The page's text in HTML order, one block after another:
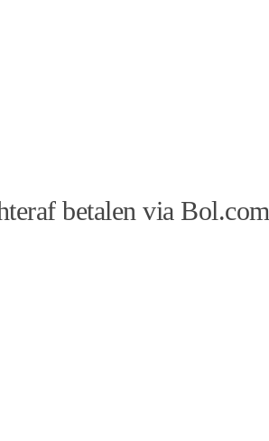
betalen via Bol.com